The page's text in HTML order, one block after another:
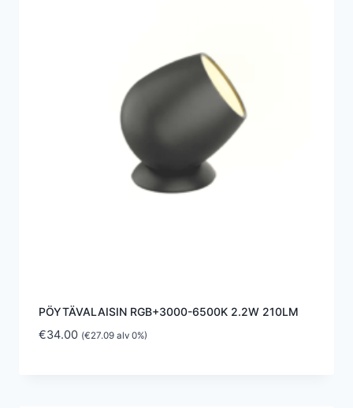
PÖYTÄVALAISIN RGB+3000-6500K 2.2W 210LM
€34.00 (€27.09alv 0%)